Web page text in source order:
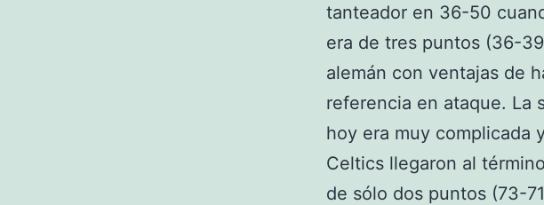
tanteador en 36-50
era de tres puntos (36-
alemán con ventajas de
referencia en ataque. La
hoy era muy complicada
Celtics llegaron al
de sólo dos puntos (73-